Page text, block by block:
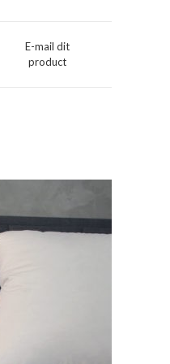
E-mail dit
product